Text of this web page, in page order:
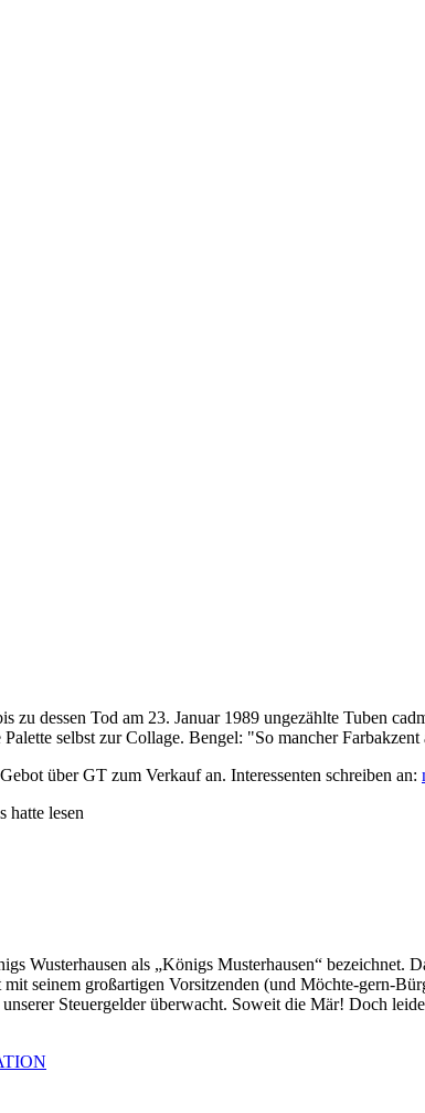
zu dessen Tod am 23. Januar 1989 ungezählte Tuben
selbst zur Collage. Bengel: "So mancher
über GT zum Verkauf an. Interessenten schreiben an:
hatte lesen
Wusterhausen als „Königs Musterhausen“ bezeichnet.
seinem großartigen Vorsitzenden (und Möchte-gern-
Steuergelder überwacht. Soweit die Mär! Doch